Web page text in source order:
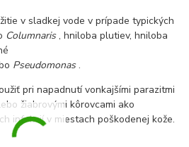
v sladkej vode v prípade typických
Columnaris , hniloba plutiev, hniloba
Pseudomonas .
pri napadnutí vonkajšími parazitmi
žiabrovými kôrovcami ako
infekcií v miestach poškodenej kože.